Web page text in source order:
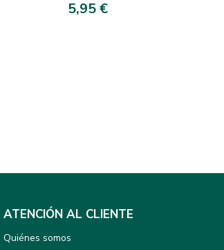
5,95 €
ATENCIÓN AL CLIENTE
Quiénes somos